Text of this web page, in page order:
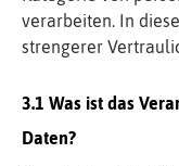
verarbeiten. In
strengerer
Was ist das
Daten?